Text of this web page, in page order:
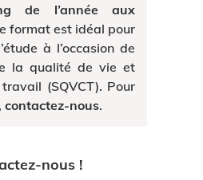
de l’année aux
format est idéal pour
à l’occasion de
la qualité de vie et
(SQVCT). Pour
contactez-nous.
nous !